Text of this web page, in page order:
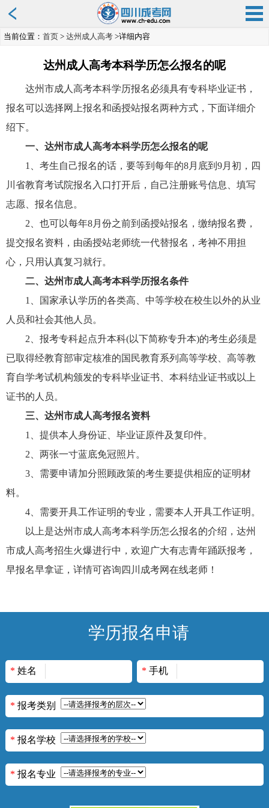
当前位置： 首页 > 达州成人高考 >详细内容
达州成人高考本科学历怎么报名的呢
达州市成人高考本科学历报名必须具有专科毕业证书，
报名可以选择网上报名和函授站报名两种方式，下面详细介
绍下。
一、达州市成人高考本科学历怎么报名的呢
1、考生自己报名的话，要等到每年的8月底到9月初，四
川省教育考试院报名入口打开后，自己注册账号信息、填写
志愿、报名信息。
2、也可以每年8月份之前到函授站报名，缴纳报名费，
提交报名资料，由函授站老师统一代替报名，考神不用担
心，只用认真复习就行。
二、达州市成人高考本科学历报名条件
1、国家承认学历的各类高、中等学校在校生以外的从业
人员和社会其他人员。
2、报考专科起点升本科(以下简称专升本)的考生必须是
已取得经教育部审定核准的国民教育系列高等学校、高等教
育自学考试机构颁发的专科毕业证书、本科结业证书或以上
证书的人员。
三、达州市成人高考报名资料
1、提供本人身份证、毕业证原件及复印件。
2、两张一寸蓝底免冠照片。
3、需要申请加分照顾政策的考生要提供相应的证明材
料。
4、需要开具工作证明的专业，需要本人开具工作证明。
以上是达州市成人高考本科学历怎么报名的介绍，达州
市成人高考招生火爆进行中，欢迎广大有志青年踊跃报考，
早报名早拿证，详情可咨询四川成考网在线老师！
学历报名申请
* 姓名 * 手机
* 报考类别
* 报名学校
* 报名专业